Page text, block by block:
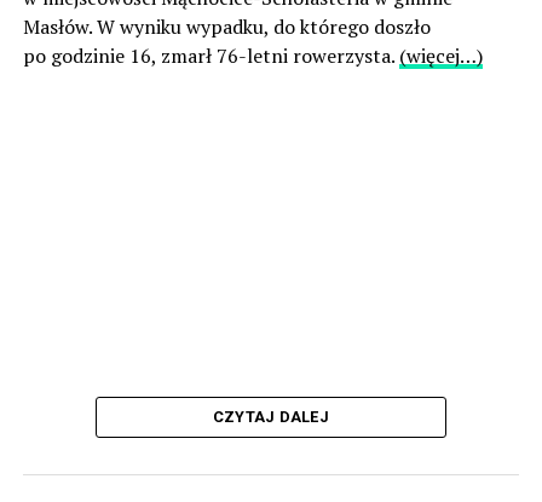
Masłów. W wyniku wypadku, do którego doszło
po godzinie 16, zmarł 76-letni rowerzysta. (więcej…)
CZYTAJ DALEJ